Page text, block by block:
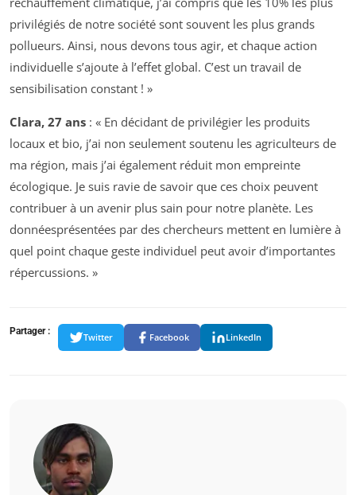
privilégiés de notre société sont souvent les plus grands
pollueurs. Ainsi, nous devons tous agir, et chaque action
individuelle s’ajoute à l’effet global. C’est un travail de
sensibilisation constant ! »
Clara, 27 ans : « En décidant de privilégier les produits
locaux et bio, j’ai non seulement soutenu les agriculteurs de
ma région, mais j’ai également réduit mon empreinte
écologique. Je suis ravie de savoir que ces choix peuvent
contribuer à un avenir plus sain pour notre planète. Les
donnéesprésentées par des chercheurs mettent en lumière à
quel point chaque geste individuel peut avoir d’importantes
répercussions. »
Partager :
Twitter Facebook LinkedIn